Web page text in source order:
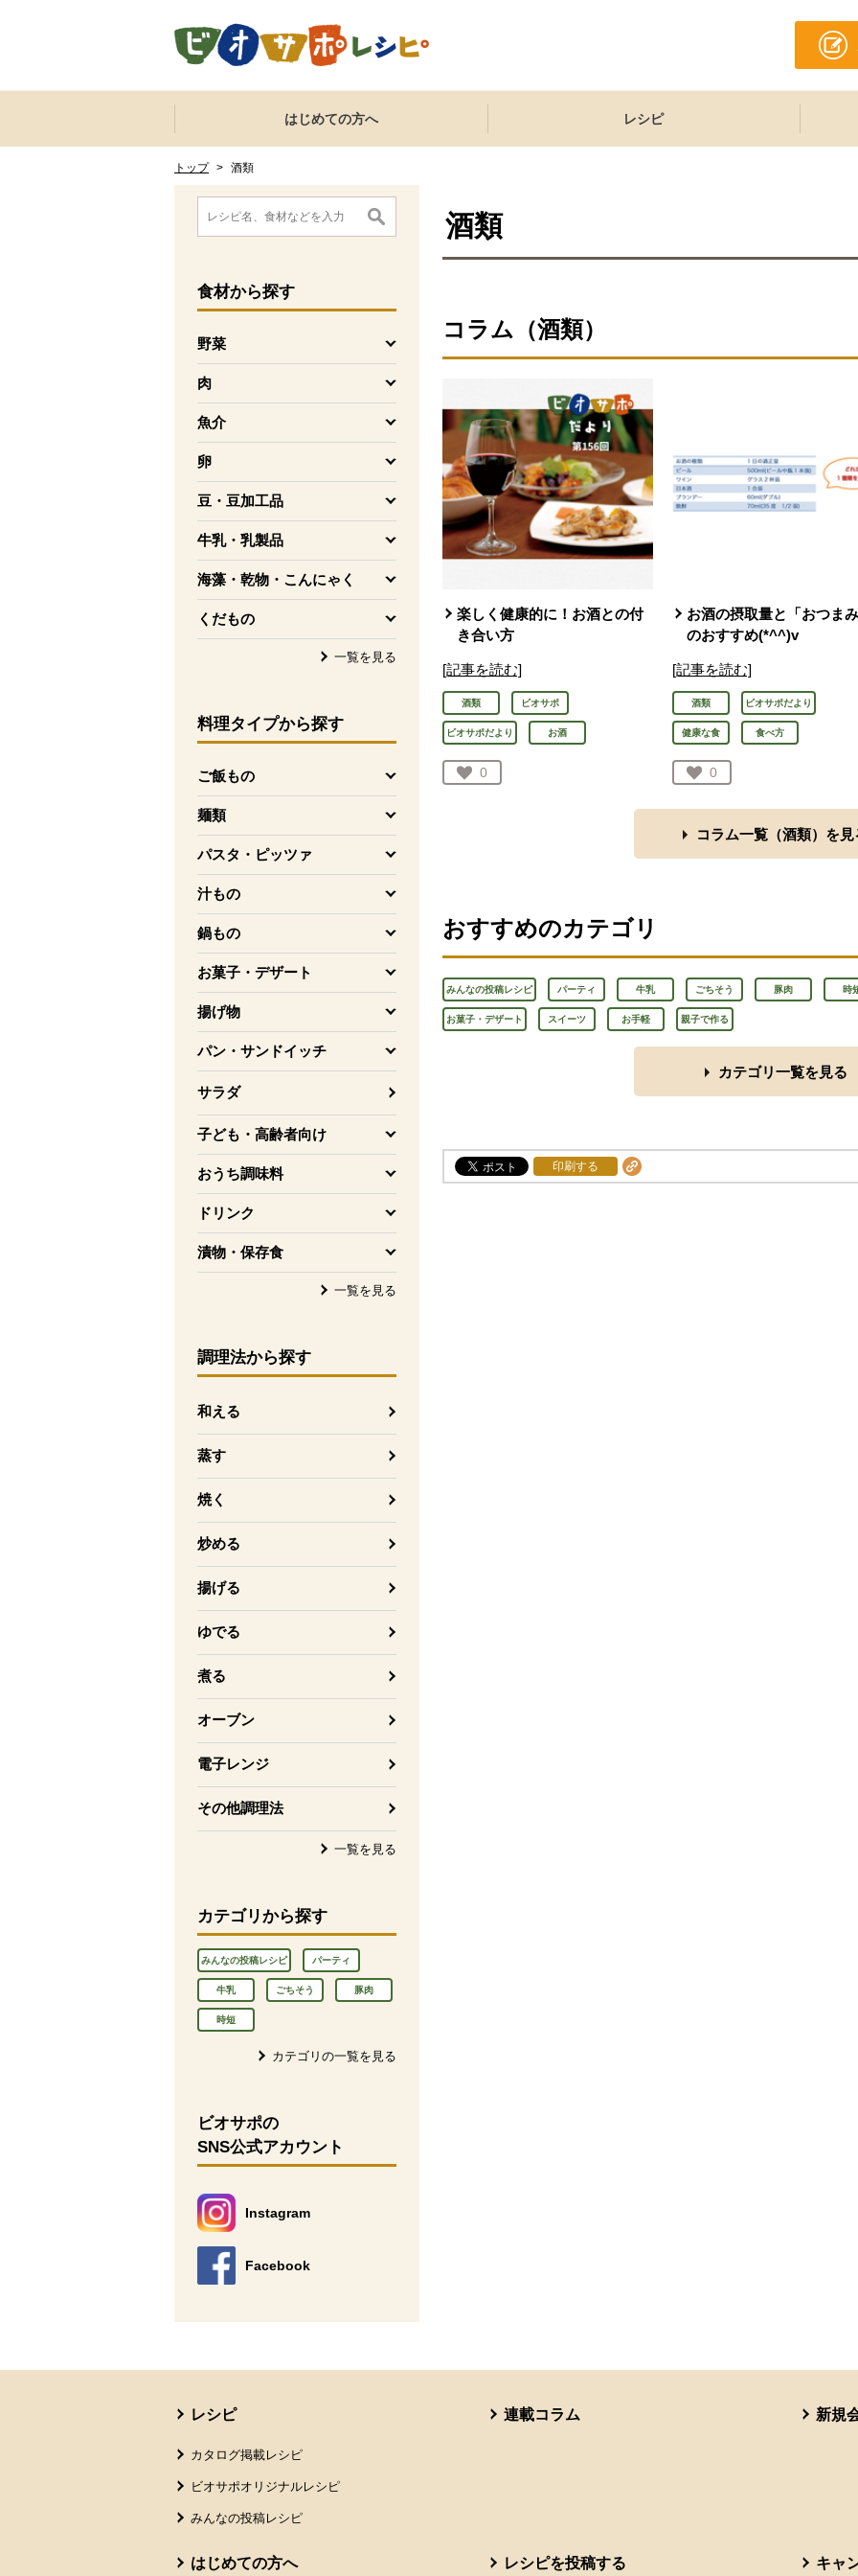
ここからサイト内共通メニューです。
サイト内共通メニューをスキップする
はじめての方へ レシピ
トップ > 酒類
ここから消費材検索メニューです。
食材から探す
野菜
を開く
肉
を開く
魚介
を開く
卵
を開く
豆・豆加工品
を開く
牛乳・乳製品
を開く
海藻・乾物・こんにゃく
を開く
くだもの
を開く
一覧を見る
料理タイプから探す
ご飯もの
を開く
麺類
を開く
パスタ・ピッツァ
を開く
汁もの
を開く
鍋もの
を開く
お菓子・デザート
を開く
揚げ物
を開く
パン・サンドイッチ
を開く
サラダ
子ども・高齢者向け
を開く
おうち調味料
を開く
ドリンク
を開く
漬物・保存食
を開く
一覧を見る
調理法から探す
和える
蒸す
焼く
炒める
揚げる
ゆでる
煮る
オーブン
電子レンジ
その他調理法
一覧を見る
カテゴリから探す
みんなの投稿レシピ パーティ
牛乳 ごちそう 豚肉
時短
カテゴリの一覧を見る
消費材検索メニューここまで。
ここから本文です。
ビオサポの
SNS公式アカウント
Instagram
別のウィンドウで開きます。
Facebook
別のウィンドウで開きます。
酒類
コラム（酒類）
楽しく健康的に！お酒との付
き合い方
[記事を読む]
酒類 ビオサポ
ビオサポだより お酒
お気に入り登録：
0
人が登録
お酒の摂取量と「おつまみ
のおすすめ(*^^)v
[記事を読む]
酒類 ビオサポだより
健康な食 食べ方
お気に入り登録：
0
人が登録
コラム一覧（酒類）を見
おすすめのカテゴリ
みんなの投稿レシピ パーティ 牛乳 ごちそう 豚肉 時
お菓子・デザート スイーツ お手軽 親子で作る
カテゴリ一覧を見る
印刷する
レシピ
カタログ掲載レシピ
ビオサポオリジナルレシピ
みんなの投稿レシピ
連載コラム 新規
はじめての方へ レシピを投稿する キャ